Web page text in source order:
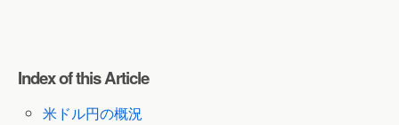
Index of this Article
米ドル円の概況